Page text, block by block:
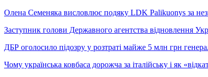
Олена Семеняка висловлює подяку LDK Palikuonys за
Заступник голови Державного агентства відновлення
ДБР оголосило підозру у розтраті майже 5 млн грн
Чому українська ковбаса дорожча за італійську і як